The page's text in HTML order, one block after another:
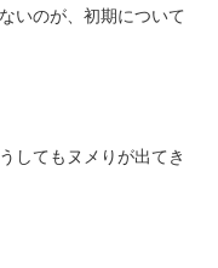
いのが、初期について
してもヌメりが出てき